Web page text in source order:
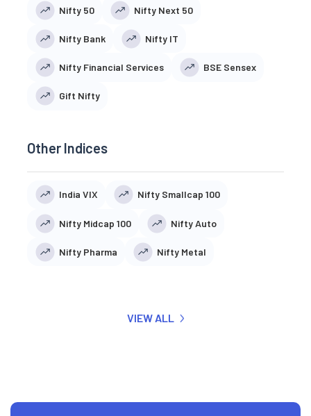
Nifty 50 Nifty Next 50
Nifty Bank Nifty IT
Nifty Financial Services BSE Sensex
Gift Nifty
Other Indices
India VIX Nifty Smallcap 100
Nifty Midcap 100 Nifty Auto
Nifty Pharma Nifty Metal
VIEW ALL